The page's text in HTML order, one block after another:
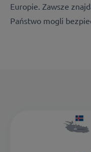
Europie. Zawsze
Państwo mogli